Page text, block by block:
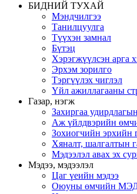
БИДНИЙ ТУХАЙ
Мэндчилгээ
Танилцуулга
Түүхэн замнал
Бүтэц
Хэрэгжүүлсэн арга
Эрхэм зорилго
Тэргүүлэх чиглэл
Үйл ажиллагааны
Газар, нэгж
Захиргаа
Аж үйлдвэрийн
Зохиогчийн эрхийн
Хяналт, шалгалтын
Мэдээлэл авах эх
Мэдээ, мэдээлэл
Цаг үеийн мэдээ
Оюуны өмчийн